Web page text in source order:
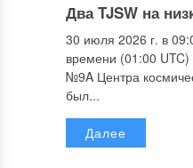
Два TJSW на
30 июля 2026 г. в
времени (01:00 UTC)
№9A Центра
был...
Далее